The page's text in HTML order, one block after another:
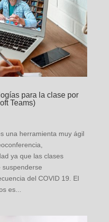
para la clase por
Teams)
una herramienta muy ágil
ya que las clases
suspenderse
del COVID 19. El
es...